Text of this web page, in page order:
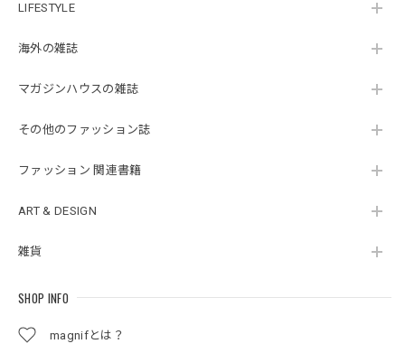
LIFESTYLE
海外の雑誌
マガジンハウスの雑誌
その他のファッション誌
ファッション 関連書籍
ART & DESIGN
雑貨
SHOP INFO
magnifとは？